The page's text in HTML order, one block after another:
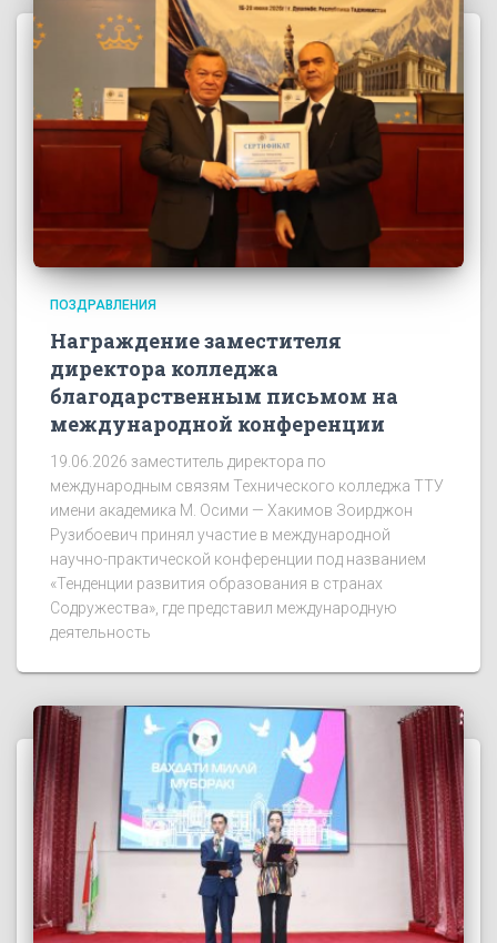
ПОЗДРАВЛЕНИЯ
Награждение заместителя
директора колледжа
благодарственным письмом на
международной конференции
19.06.2026 заместитель директора по
международным связям Технического колледжа ТТУ
имени академика М. Осими — Хакимов Зоирджон
Рузибоевич принял участие в международной
научно-практической конференции под названием
«Тенденции развития образования в странах
Содружества», где представил международную
деятельность